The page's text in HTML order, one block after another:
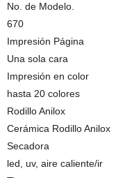
No. de Modelo.
670
Impresión Página
Una sola cara
Impresión en color
hasta 20 colores
Rodillo Anilox
Cerámica Rodillo Anilox
Secadora
led, uv, aire caliente/ir